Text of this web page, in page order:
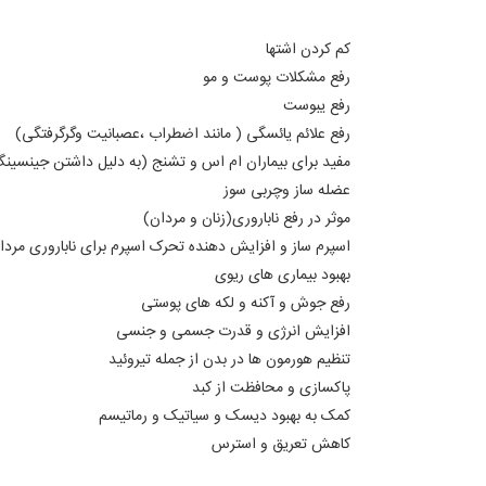
کم کردن اشتها
رفع مشکلات پوست و مو
رفع یبوست
رفع علائم یائسگی ( مانند اضطراب ،عصبانیت وگرگرفتگی)
مفید برای بیماران ام اس و تشنج (به دلیل داشتن
عضله ساز وچربی سوز
موثر در رفع ناباروری(زنان و مردان)
اسپرم ساز و افزایش دهنده تحرک اسپرم برای ناباروری
بهبود بیماری های ریوی
رفع جوش و آکنه و لکه های پوستی
افزایش انرژی و قدرت جسمی و جنسی
تنظیم هورمون ها در بدن از جمله تیروئید
پاکسازی و محافظت از کبد
کمک به بهبود دیسک و سیاتیک و رماتیسم
کاهش تعریق و استرس